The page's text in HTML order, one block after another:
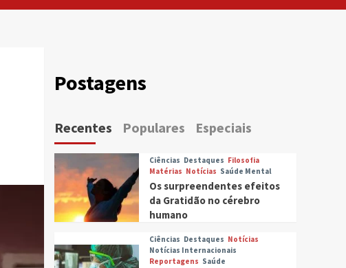
Postagens
Recentes Populares Especiais
Ciências Destaques Filosofia
Matérias Notícias Saúde Mental
Os surpreendentes efeitos
da Gratidão no cérebro
humano
Ciências Destaques Notícias
Notícias Internacionais
Reportagens Saúde